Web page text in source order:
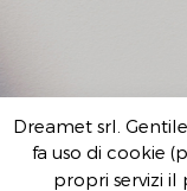
Dreamet srl.
fa uso di cookie
propri servizi il